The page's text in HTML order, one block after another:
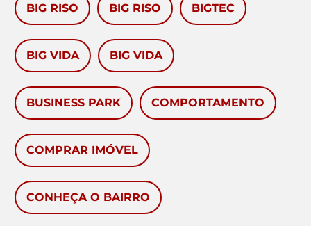
BIG RISO BIG RISO BIGTEC
BIG VIDA BIG VIDA
BUSINESS PARK COMPORTAMENTO
COMPRAR IMÓVEL
CONHEÇA O BAIRRO